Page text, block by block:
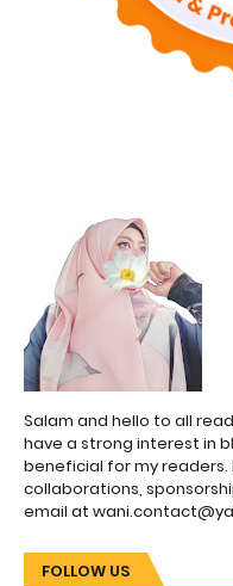
Salam and hello to all
have a strong interest in
beneficial for my readers.
collaborations,
email at
FOLLOW US